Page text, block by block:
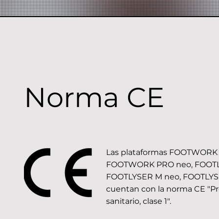
Norma CE
Las plataformas
FOOTWORK PRO neo,
FOOTLYSER M neo,
cuentan con la norma CE
sanitario, clase 1".